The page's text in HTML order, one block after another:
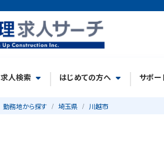
求人検索 はじめての方へ サポー
勤務地から探す 埼玉県 川越市